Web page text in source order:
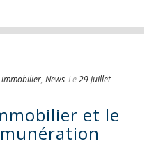
immobilier, News Le29 juillet
et le